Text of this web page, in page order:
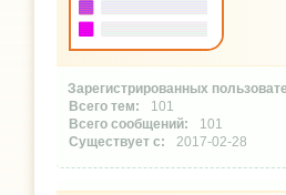
101
101
2017-02-28